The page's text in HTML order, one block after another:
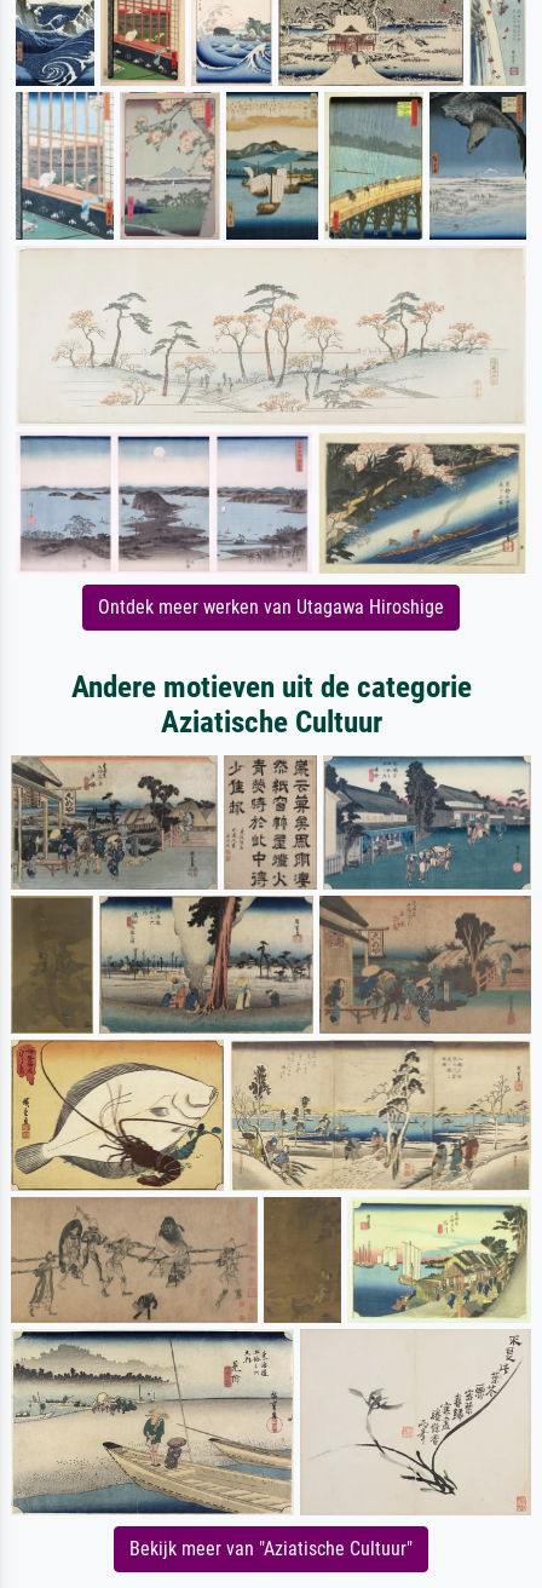
Ontdek meer werken van Utagawa Hiroshige
Andere motieven uit de categorie
Aziatische Cultuur
Bekijk meer van "Aziatische Cultuur"